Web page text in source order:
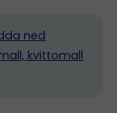
ned
kvittomall